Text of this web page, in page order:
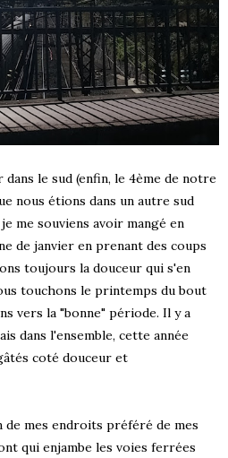
le sud (enfin, le 4ème de notre
nous étions dans un autre sud
me souviens avoir mangé en
de janvier en prenant des coups
toujours la douceur qui s'en
touchons le printemps du bout
vers la "bonne" période. Il y a
dans l'ensemble, cette année
coté douceur et
mes endroits préféré de mes
qui enjambe les voies ferrées